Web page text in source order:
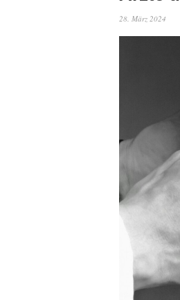
28. März 2024